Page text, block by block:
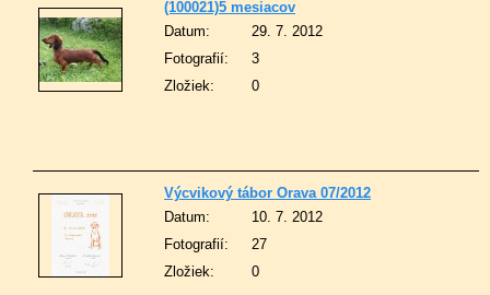
(100021)5 mesiacov
Datum:
29. 7. 2012
Fotografií:
3
Zložiek:
0
Výcvikový tábor Orava 07/2012
Datum:
10. 7. 2012
Fotografií:
27
Zložiek:
0